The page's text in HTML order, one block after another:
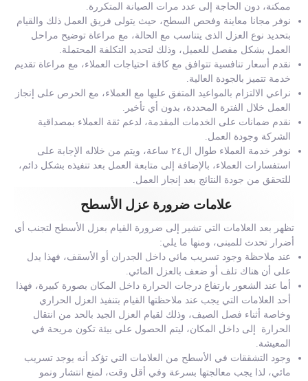
ممكنة، دون الحاجة إلى عدد مرات الصيانة المتكررة.
نوفر مجانا معاينة وفحص السطح، حيث يتولى فريق العمل ذلك والقيام
بتحديد نوع العزل الذى يتناسب مع الحالة، مع مراعاة توضيح مراحل
العمل بشكل مفصل للعميل، وذلك لتحديد التكلفة المحتملة.
نقدم أسعار تنافسية تتوافق مع كافة احتياجات العملاء، مع مراعاة تقديم
خدمة تتميز بالجودة العالية.
نراعي الالتزام بالمواعيد المتفق عليها مع العملاء، مع الحرص على إنجاز
العمل خلال الفترة المحددة، بدون أي تأخير.
نقدم ضمانات على الخدمات المقدمة، لدعم ثقة العملاء بمصداقية
الشركة وجودة العمل.
نوفر خدمة العملاء طوال ال٢٤ ساعة، ويتم من خلاله الإجابة على
استفسارات العملاء، بالإضافة إلى متابعة العمل بعد تنفيذه بشكل دائم،
للتحقق من جودة النتائج بعد إنجاز العمل.
علامات ضرورة عزل الأسطح
تظهر بعد العلامات التي تشير إلى ضرورة القيام بعزل الأسطح لتجنب أي
أضرار تحدث للمبنى، ومنها ما يلي:
عند ملاحظة وجود تسريب مائي داخل الجدران أو الأسقف، فهذا يدل
على أن هناك تلف أو ضعف بالعزل المائي.
أما عند الشعور بارتفاع درجات الحرارة داخل المكان بصورة كبيرة، فهذا
أحد العلامات التي يجب عند ملاحظتها القيام بتنفيذ العزل الحراري
وخاصة أثناء فصل الصيف، وذلك لقيام العزل الجيد بالحد من انتقال
الحرارة إلى داخل المكان، ليتم الحصول على بيئة تكون مريحة في
المعيشة.
وجود التشققات في الأسطح من العلامات التي تؤكد أنه يوجد تسريب
مائي، لذا يجب معالجتها بسرعة وفي أقل وقت، لمنع انتشار ونمو